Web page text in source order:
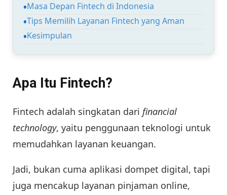
Masa Depan Fintech di Indonesia
Tips Memilih Layanan Fintech yang Aman
Kesimpulan
Apa Itu Fintech?
Fintech adalah singkatan dari financial
technology, yaitu penggunaan teknologi untuk
memudahkan layanan keuangan.
Jadi, bukan cuma aplikasi dompet digital, tapi
juga mencakup layanan pinjaman online,